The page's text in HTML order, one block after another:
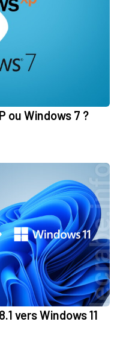
ou Windows 7 ?
vers Windows 11